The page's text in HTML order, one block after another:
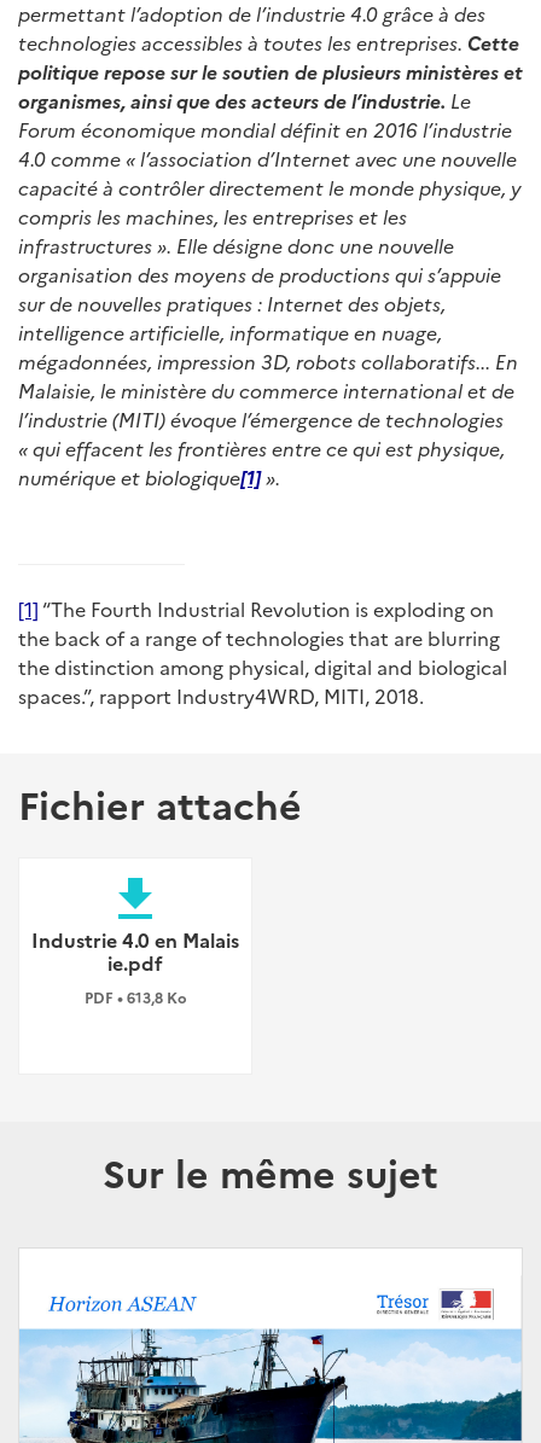
permettant l’adoption de l’industrie 4.0 grâce à des
technologies accessibles à toutes les entreprises. Cette
politique repose sur le soutien de plusieurs ministères et
organismes, ainsi que des acteurs de l’industrie. Le
Forum économique mondial définit en 2016 l’industrie
4.0 comme « l’association d’Internet avec une nouvelle
capacité à contrôler directement le monde physique, y
compris les machines, les entreprises et les
infrastructures ». Elle désigne donc une nouvelle
organisation des moyens de productions qui s’appuie
sur de nouvelles pratiques : Internet des objets,
intelligence artificielle, informatique en nuage,
mégadonnées, impression 3D, robots collaboratifs... En
Malaisie, le ministère du commerce international et de
l’industrie (MITI) évoque l’émergence de technologies
« qui effacent les frontières entre ce qui est physique,
numérique et biologique[1]».
[1] “The Fourth Industrial Revolution is exploding on
the back of a range of technologies that are blurring
the distinction among physical, digital and biological
spaces.”, rapport Industry4WRD, MITI, 2018.
Fichier attaché
file_download
Industrie 4.0 en Malais
ie.pdf
PDF • 613,8 Ko
Sur le même sujet